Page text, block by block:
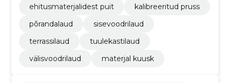
ehitusmaterjalidest puit
kalibreeritud pruss
põrandalaud
sisevoodrilaud
terrassilaud
tuulekastilaud
välisvoodrilaud
materjal kuusk